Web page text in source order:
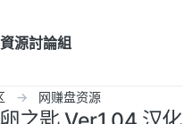
源討論組
网赚盘资源